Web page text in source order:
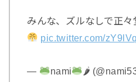
みんな、ズルなしで正
pic.twitter.com/
— nami 🌶